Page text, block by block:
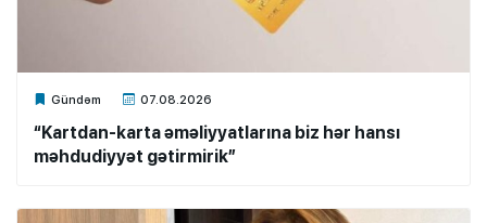
Gündəm 07.08.2026
Xalq.Online
“Kartdan-karta əməliyyatlarına biz hər hansı
məhdudiyyət gətirmirik”